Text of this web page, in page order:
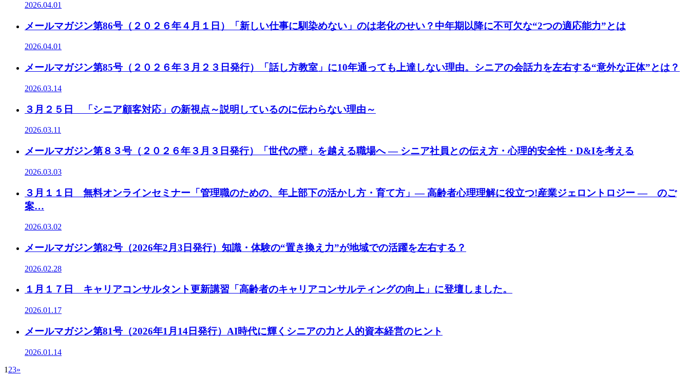
2026.04.01
メールマガジン第86号（２０２６年４月１日）「新しい仕事に馴染めない」のは老化のせい？中年期以降に不可欠な“2つの適応能力”とは
2026.04.01
メールマガジン第85号（２０２６年３月２３日発行）「話し方教室」に10年通っても上達しない理由。シニアの会話力を左右する“意外な正体”とは？
2026.03.14
３月２５日 「シニア顧客対応」の新視点～説明しているのに伝わらない理由～
2026.03.11
メールマガジン第８３号（２０２６年３月３日発行）「世代の壁」を越える職場へ ― シニア社員との伝え方・心理的安全性・D&Iを考える
2026.03.03
３月１１日 無料オンラインセミナー「管理職のための、年上部下の活かし方・育て方」― 高齢者心理理解に役立つ!産業ジェロントロジー ― のご
案…
2026.03.02
メールマガジン第82号（2026年2月3日発行）知識・体験の“置き換え力”が地域での活躍を左右する？
2026.02.28
１月１７日 キャリアコンサルタント更新講習「高齢者のキャリアコンサルティングの向上」に登壇しました。
2026.01.17
メールマガジン第81号（2026年1月14日発行）AI時代に輝くシニアの力と人的資本経営のヒント
2026.01.14
1 23»